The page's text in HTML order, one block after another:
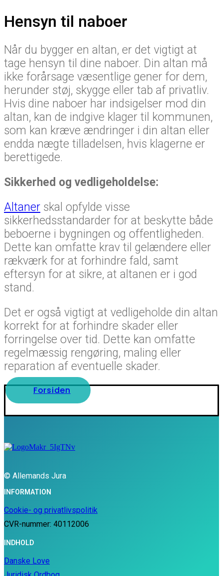
Hensyn til naboer
Når du bygger en altan, er det vigtigt at
tage hensyn til dine naboer. Din altan må
ikke forårsage væsentlige gener for dem,
herunder støj, skygge eller tab af privatliv.
Hvis dine naboer har indsigelser mod din
altan, kan de indgive klager til kommunen,
som kan kræve ændringer i din altan eller
endda nægte tilladelsen, hvis klagerne er
berettigede.
Sikkerhed og vedligeholdelse:
Altaner skal opfylde visse
sikkerhedsstandarder for at beskytte både
beboerne i bygningen og offentligheden.
Dette kan omfatte krav til gelændere eller
rækværk for at forhindre fald, samt
eftersyn for at sikre, at altanen er i god
stand.
Det er også vigtigt at vedligeholde din altan
korrekt for at forhindre skader eller
forringelse over tid. Dette kan omfatte
regelmæssig rengøring, maling eller
reparation af eventuelle skader.
Forsiden
© Allemands Jura
INFORMATION
Cookie- og privatlivspolitik
CVR-nummer: 40112006
INDHOLD
Danske Love